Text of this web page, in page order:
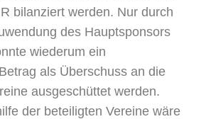
bilanziert werden. Nur durch
des Hauptsponsors
wiederum ein
als Überschuss an die
ausgeschüttet werden.
der beteiligten Vereine wäre